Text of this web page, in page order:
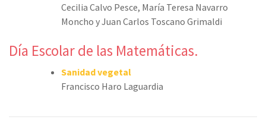
Cecilia Calvo Pesce, María Teresa Navarro
Moncho y Juan Carlos Toscano Grimaldi
Día Escolar de las Matemáticas.
Sanidad vegetal
Francisco Haro Laguardia